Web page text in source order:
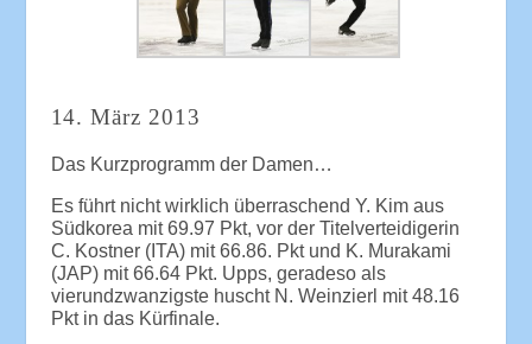
14. März 2013
Das Kurzprogramm der Damen…
Es führt nicht wirklich überraschend Y. Kim aus
Südkorea mit 69.97 Pkt, vor der Titelverteidigerin
C. Kostner (ITA) mit 66.86. Pkt und K. Murakami
(JAP) mit 66.64 Pkt. Upps, geradeso als
vierundzwanzigste huscht N. Weinzierl mit 48.16
Pkt in das Kürfinale.